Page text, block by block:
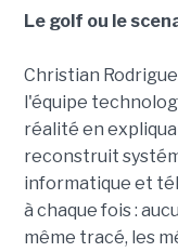
Le golf ou le
Christian
l'équipe
réalité en
reconstruit
informatique et
à chaque fois :
même tracé, les